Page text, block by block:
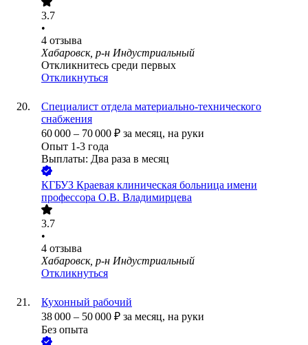
3.7
•
4 отзыва
Хабаровск, р-н Индустриальный
Откликнитесь среди первых
Откликнуться
Специалист отдела материально-технического
снабжения
60 000 – 70 000 ₽ за месяц, на руки
Опыт 1-3 года
Выплаты: Два раза в месяц
КГБУЗ Краевая клиническая больница имени
профессора О.В. Владимирцева
3.7
•
4 отзыва
Хабаровск, р-н Индустриальный
Откликнуться
Кухонный рабочий
38 000 – 50 000 ₽ за месяц, на руки
Без опыта